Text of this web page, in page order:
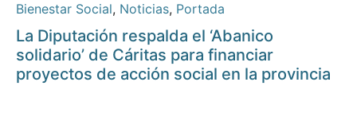
Bienestar Social, Noticias, Portada
La Diputación respalda el ‘Abanico
solidario’ de Cáritas para financiar
proyectos de acción social en la provincia